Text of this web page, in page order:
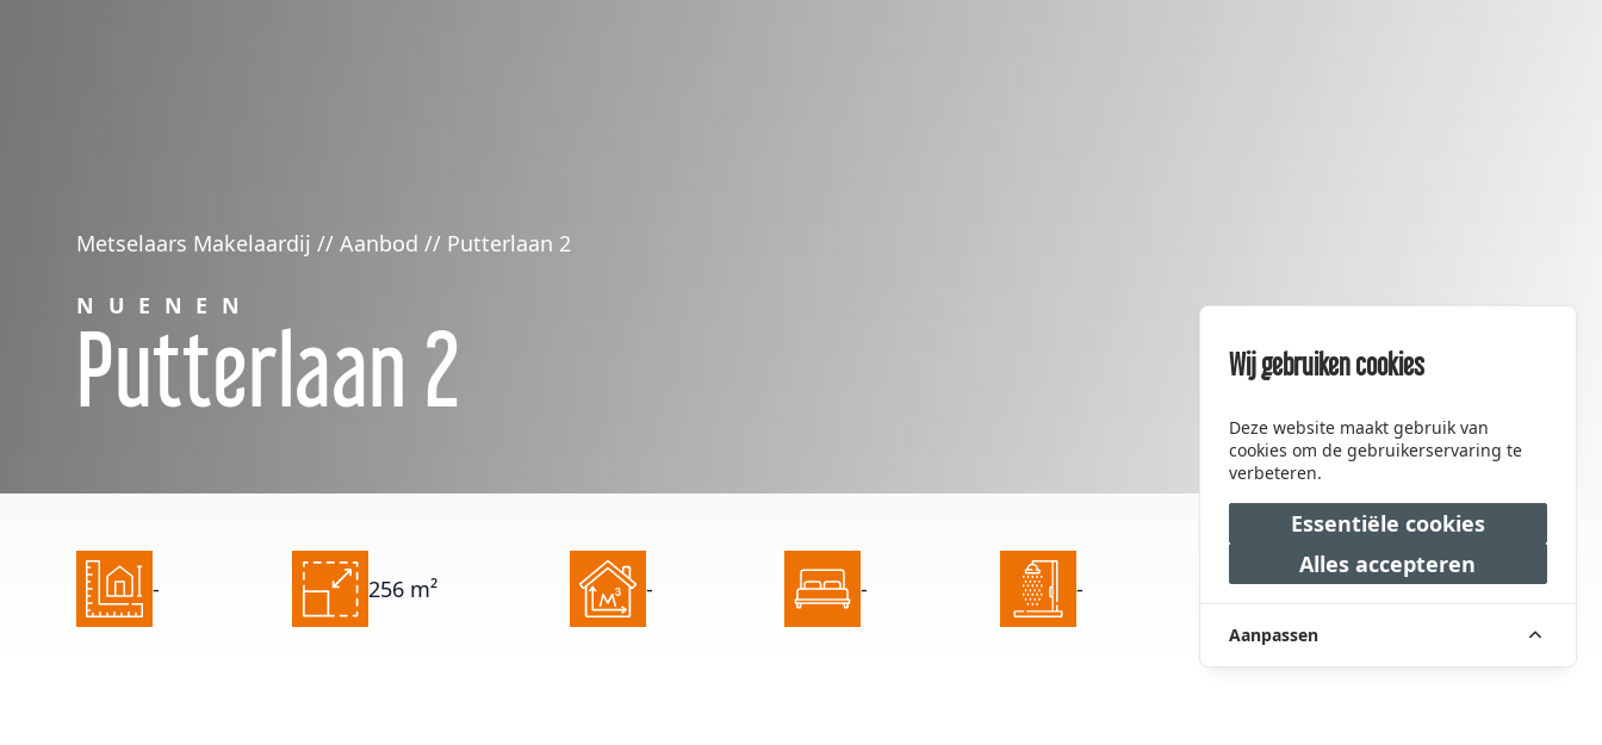
Metselaars Makelaardij // Aanbod // Putterlaan 2
NUENEN
Putterlaan 2
- 256 m² - - - Vraagprijs€ 499.000,00
Wij gebruiken cookies
Deze website maakt gebruik van
cookies om de gebruikerservaring te
verbeteren.
Essentiële cookies
Alles accepteren
Aanpassen